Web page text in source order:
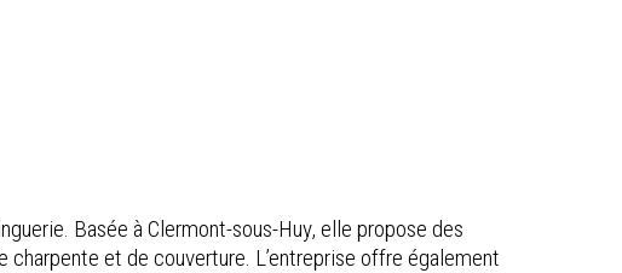
Basée à Clermont-sous-Huy, elle propose des
et de couverture. L’entreprise offre également